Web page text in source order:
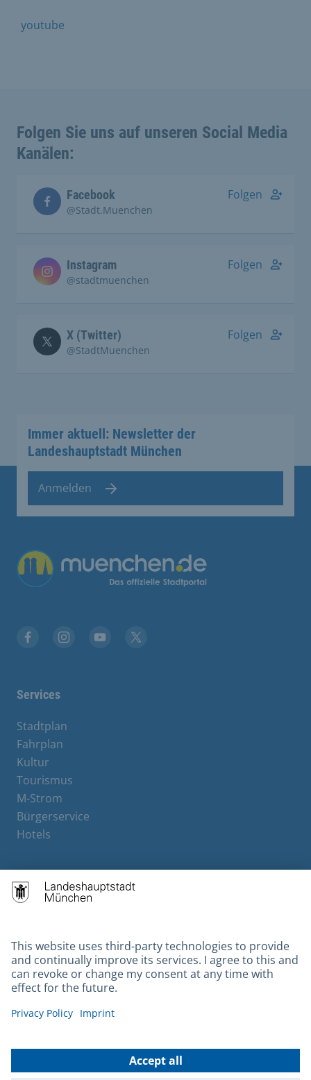
youtube
Folgen Sie uns auf unseren Social Media
Kanälen:
Facebook
@Stadt.Muenchen
Folgen
Instagram
@stadtmuenchen
Folgen
X (Twitter)
@StadtMuenchen
Folgen
Immer aktuell: Newsletter der
Landeshauptstadt München
Anmelden
Übergreifende Links
Services
Stadtplan
Fahrplan
Kultur
Tourismus
M-Strom
Bürgerservice
Hotels
Contact
Gebärdensprache
Datenschutz
Kontakt
© 2026 Portal München Betriebs GmbH & Co. KG - Ein Service der